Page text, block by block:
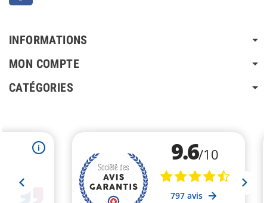
INFORMATIONS
MON COMPTE
CATÉGORIES